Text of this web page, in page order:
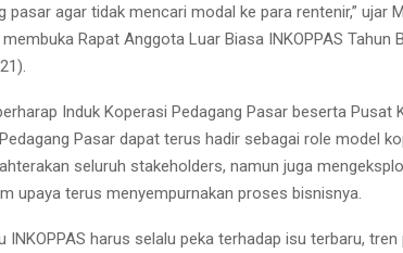
pasar agar tidak mencari modal ke para rentenir,” ujar
Rapat Anggota Luar Biasa INKOPPAS Tahun
Induk Koperasi Pedagang Pasar beserta Pusat
Pasar dapat terus hadir sebagai role model
seluruh stakeholders, namun juga
upaya terus menyempurnakan proses bisnisnya.
INKOPPAS harus selalu peka terhadap isu terbaru,